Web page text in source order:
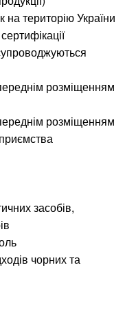
на територію України
розміщенням
розміщенням
засобів,
чорних та